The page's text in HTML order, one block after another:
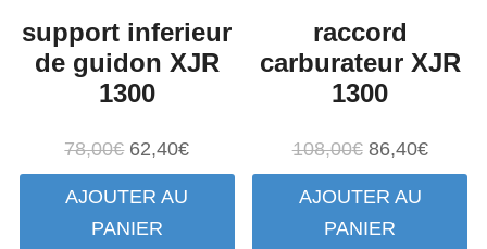
support inferieur
de guidon XJR
1300
78,00€ Le
prix
initial
était :
62,40€Le
prix
AJOUTER AU
PANIER
raccord
carburateur XJR
1300
108,00€ Le
prix
initial
était :
86,40€Le
prix
AJOUTER AU
PANIER